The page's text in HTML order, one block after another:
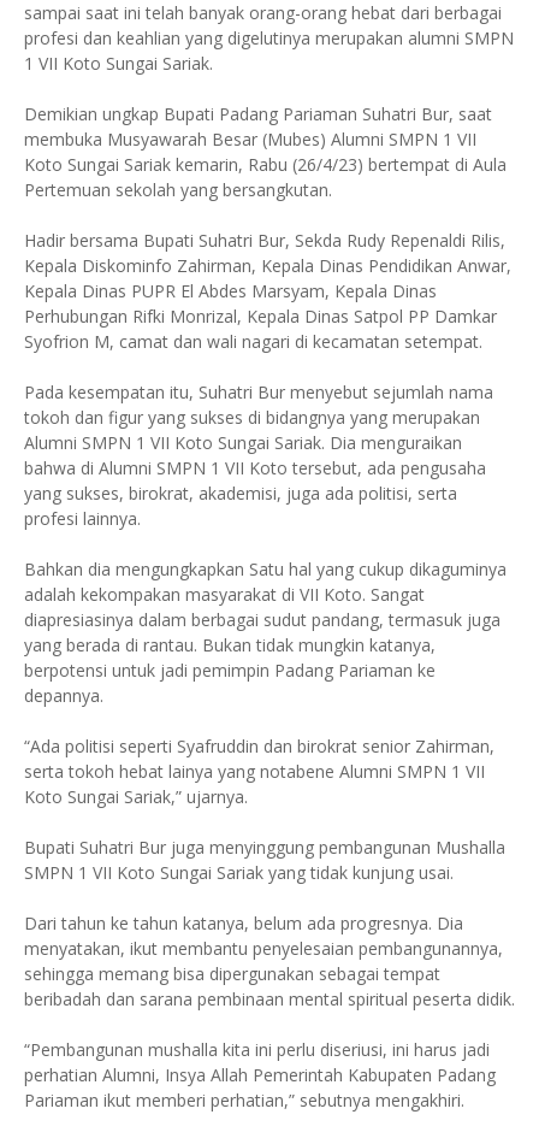
sampai saat ini telah banyak orang-orang hebat dari berbagai
profesi dan keahlian yang digelutinya merupakan alumni SMPN
1 VII Koto Sungai Sariak.
Demikian ungkap Bupati Padang Pariaman Suhatri Bur, saat
membuka Musyawarah Besar (Mubes) Alumni SMPN 1 VII
Koto Sungai Sariak kemarin, Rabu (26/4/23) bertempat di Aula
Pertemuan sekolah yang bersangkutan.
Hadir bersama Bupati Suhatri Bur, Sekda Rudy Repenaldi Rilis,
Kepala Diskominfo Zahirman, Kepala Dinas Pendidikan Anwar,
Kepala Dinas PUPR El Abdes Marsyam, Kepala Dinas
Perhubungan Rifki Monrizal, Kepala Dinas Satpol PP Damkar
Syofrion M, camat dan wali nagari di kecamatan setempat.
Pada kesempatan itu, Suhatri Bur menyebut sejumlah nama
tokoh dan figur yang sukses di bidangnya yang merupakan
Alumni SMPN 1 VII Koto Sungai Sariak. Dia menguraikan
bahwa di Alumni SMPN 1 VII Koto tersebut, ada pengusaha
yang sukses, birokrat, akademisi, juga ada politisi, serta
profesi lainnya.
Bahkan dia mengungkapkan Satu hal yang cukup dikaguminya
adalah kekompakan masyarakat di VII Koto. Sangat
diapresiasinya dalam berbagai sudut pandang, termasuk juga
yang berada di rantau. Bukan tidak mungkin katanya,
berpotensi untuk jadi pemimpin Padang Pariaman ke
depannya.
“Ada politisi seperti Syafruddin dan birokrat senior Zahirman,
serta tokoh hebat lainya yang notabene Alumni SMPN 1 VII
Koto Sungai Sariak,” ujarnya.
Bupati Suhatri Bur juga menyinggung pembangunan Mushalla
SMPN 1 VII Koto Sungai Sariak yang tidak kunjung usai.
Dari tahun ke tahun katanya, belum ada progresnya. Dia
menyatakan, ikut membantu penyelesaian pembangunannya,
sehingga memang bisa dipergunakan sebagai tempat
beribadah dan sarana pembinaan mental spiritual peserta didik.
“Pembangunan mushalla kita ini perlu diseriusi, ini harus jadi
perhatian Alumni, Insya Allah Pemerintah Kabupaten Padang
Pariaman ikut memberi perhatian,” sebutnya mengakhiri.